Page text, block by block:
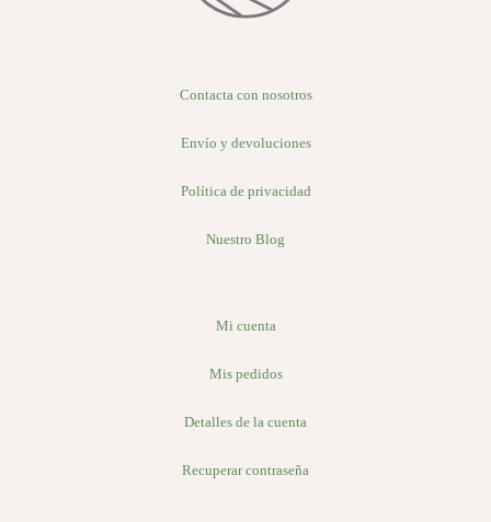
Contacta con nosotros
Envío y devoluciones
Política de privacidad
Nuestro Blog
Mi cuenta
Mis pedidos
Detalles de la cuenta
Recuperar contraseña